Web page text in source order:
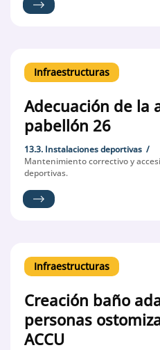
Infraestructuras
Adecuación de la
pabellón 26
13.3. Instalaciones deportivas
Mantenimiento correctivo y
deportivas.
Infraestructuras
Creación baño
personas
ACCU